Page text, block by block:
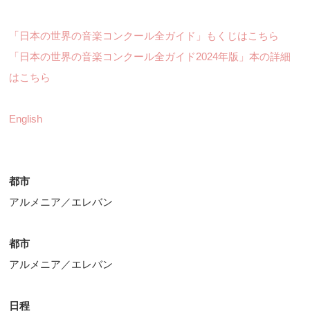
「日本の世界の音楽コンクール全ガイド」もくじはこちら
「日本の世界の音楽コンクール全ガイド2024年版」本の詳細
はこちら
English
都市
アルメニア／エレバン
都市
アルメニア／エレバン
日程